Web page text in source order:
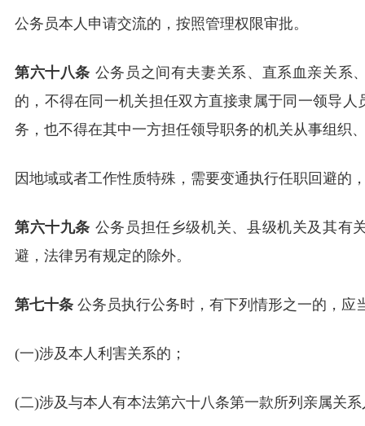
公务员本人申请交流的，按照管理权限审批。
第六十八条 公务员之间有夫妻关系、直系血亲关系
的，不得在同一机关担任双方直接隶属于同一领导
务，也不得在其中一方担任领导职务的机关从事组织
因地域或者工作性质特殊，需要变通执行任职回避的
第六十九条 公务员担任乡级机关、县级机关及其有
避，法律另有规定的除外。
第七十条公务员执行公务时，有下列情形之一的，应
(一)涉及本人利害关系的；
(二)涉及与本人有本法第六十八条第一款所列亲属关